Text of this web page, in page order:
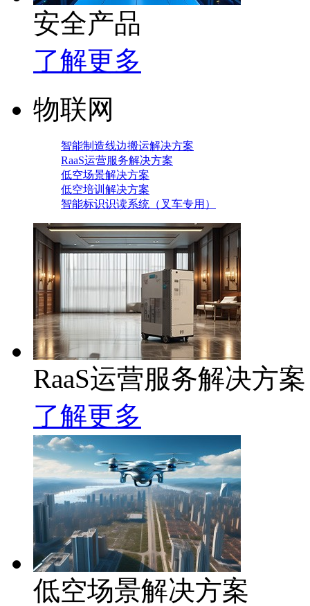
安全产品
了解更多
物联网
智能制造线边搬运解决方案
RaaS运营服务解决方案
低空场景解决方案
低空培训解决方案
智能标识识读系统（叉车专用）
RaaS运营服务解决方案
了解更多
低空场景解决方案